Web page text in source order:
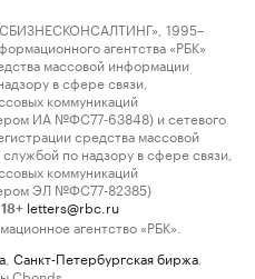
1995–
агентства «РБК»
массовой информации
в сфере связи,
коммуникаций
ИА №ФС77-63848) и сетевого
средства массовой
по надзору в сфере связи,
коммуникаций
ЭЛ №ФС77-82385)
18+ letters@rbc.ru
агентство «РБК».
Санкт-Петербургская биржа